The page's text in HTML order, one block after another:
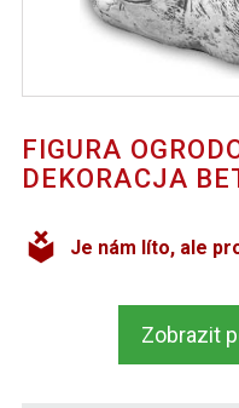
FIGURA
DEKORACJA
Je nám líto, ale
Zobrazit